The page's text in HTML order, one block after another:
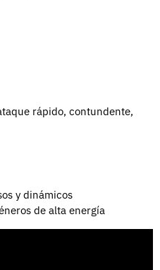
rápido, contundente,
y dinámicos
de alta energía